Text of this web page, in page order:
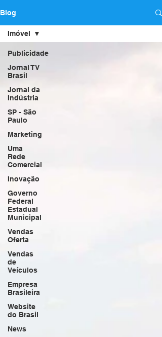
Blog
Publicidade
Jornal TV
Brasil
Jornal da
Indústria
SP - São
Paulo
Marketing
Uma
Rede
Comercial
Inovação
Governo
Federal
Estadual
Municipal
Vendas
Oferta
Vendas
de
Veículos
Empresa
Brasileira
Website
do Brasil
News
Imóvel